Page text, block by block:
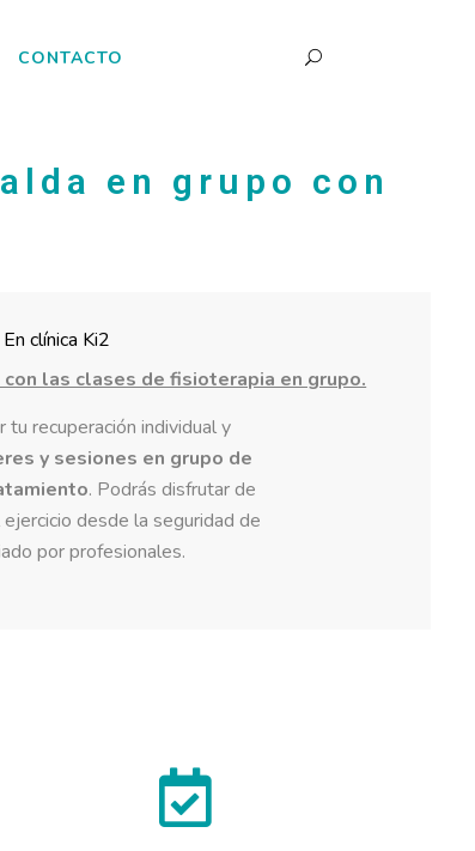
CONTACTO
en grupo con
En clínica Ki2
las clases de fisioterapia en grupo.
tu recuperación individual y
y sesiones en grupo de
. Podrás disfrutar de
desde la seguridad de
por profesionales.